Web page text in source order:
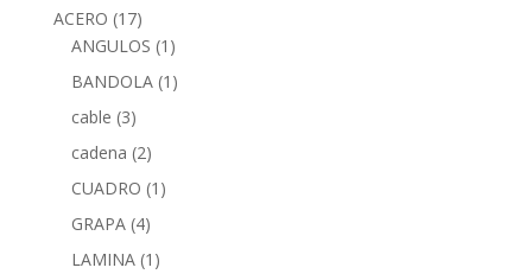
ACERO (17)
ANGULOS (1)
BANDOLA (1)
cable (3)
cadena (2)
CUADRO (1)
GRAPA (4)
LAMINA (1)